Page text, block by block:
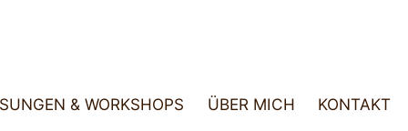
& WORK­SHOPS ÜBER MICH KON­TAKT